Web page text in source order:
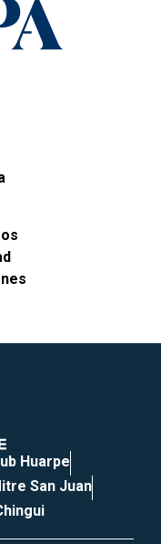
Huarpe
San Juan